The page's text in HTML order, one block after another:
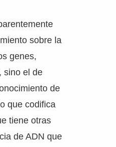
sobre la
genes,
sino el de
de
que codifica
tiene otras
de ADN que